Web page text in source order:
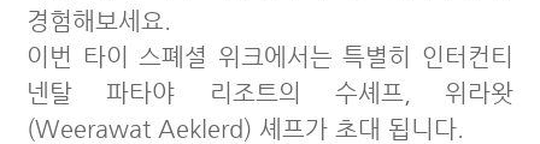
Retail Mall
News & Events
Contact
경험해보세요.
이번 타이 스폐셜 위크에서는 특별히 인터컨티
넨탈 파타야 리조트의 수셰프, 위라왓
(Weerawat Aeklerd) 셰프가 초대 됩니다.